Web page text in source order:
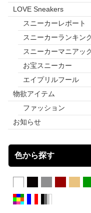
LOVE Sneakers
スニーカーレポート
スニーカーランキン
スニーカーマニアッ
お宝スニーカー
エイプリルフール
物欲アイテム
ファッション
お知らせ
色から探す